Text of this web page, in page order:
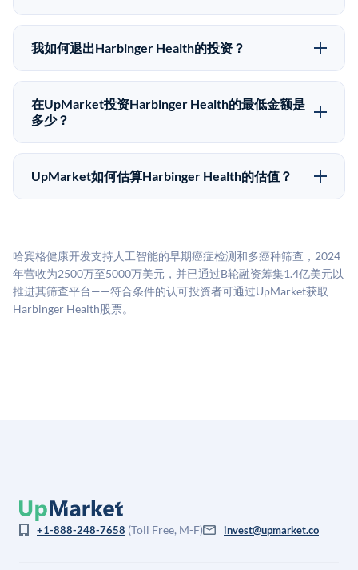
资者应做好可能全部损失的准备。私有公司的估值在融
资轮次之间可能大幅波动。投资者应在投资前咨询其财
在Pre-IPO交易中，合格投资者通过二级市场平台从现有
股东（如员工、早期投资者或其他持有人）处购买股
为FINRA注册的经纪交易商促成这些交易，代表双方处
理合规、文件和结算事宜。
我如何退出Harbinger Health的投资？
Pre-IPO持股主要有两种退出途径：在二级市场将股份出
售给其他买家，或持有直到公司完成IPO或被收购。两
种途径都受限于转让限制、公司批准（优先购买权）和
做好多年持有的准备。
在UpMarket投资Harbinger Health的最低金额是
多少？
UpMarket上大多数Pre-IPO产品的最低投资金额为
50,000美元。具体金额可能因产品和股份供应情况而有
UpMarket如何估算Harbinger Health的估值？
司可比倍数应用私有公司折扣，以反映流动性不足和信
息不对称。此估值不构成投资建议，可能与实际交易价
格存在重大差异。
哈宾格健康开发支持人工智能的早期癌症检测和多癌种筛查，2024
年营收为2500万至5000万美元，并已通过B轮融资筹集1.4亿美元以
推进其筛查平台——符合条件的认可投资者可通过UpMarket获取
Harbinger Health股票。
+1-888-248-7658 (Toll Free, M-F) invest@upmarket.co